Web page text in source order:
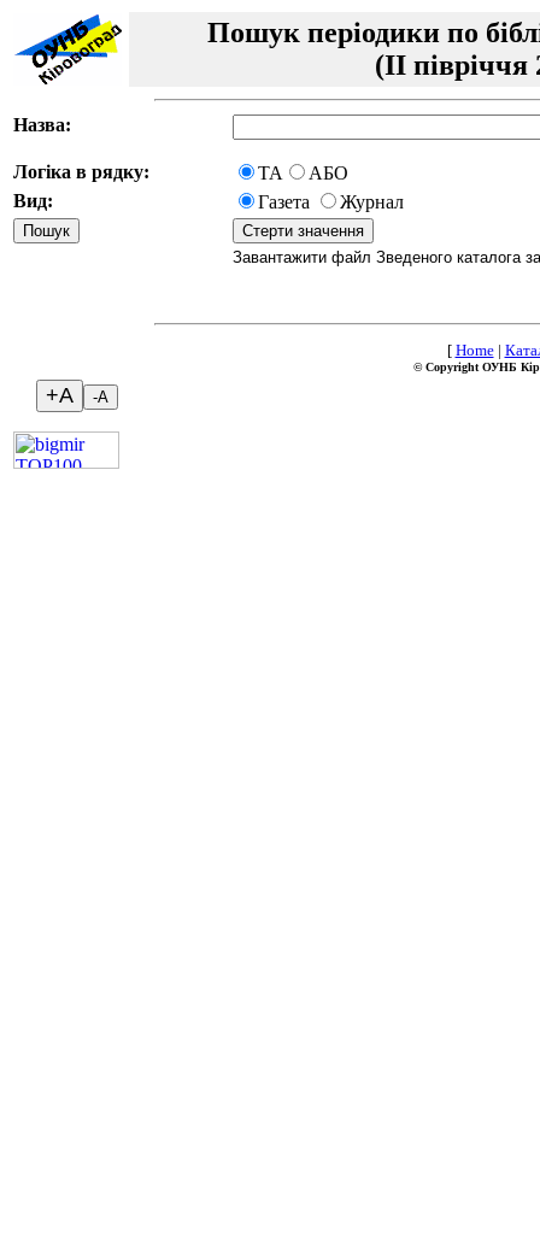
Пошук періодики по
(II півріччя
Назва:
Логіка в рядку: ТА
АБО
Вид:
Газета Журнал
Завантажити файл Зведеного каталога
[ Home|
© Copyright ОУНБ